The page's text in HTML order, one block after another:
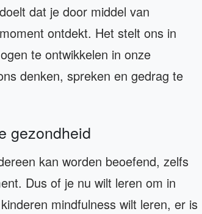
dat je door middel van
ontdekt. Het stelt ons in
te ontwikkelen in onze
denken, spreken en gedrag te
gezondheid
kan worden beoefend, zelfs
Dus of je nu wilt leren om in
mindfulness wilt leren, er is